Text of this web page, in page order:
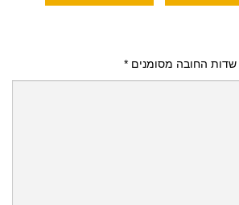
שדות החובה מסומנים *